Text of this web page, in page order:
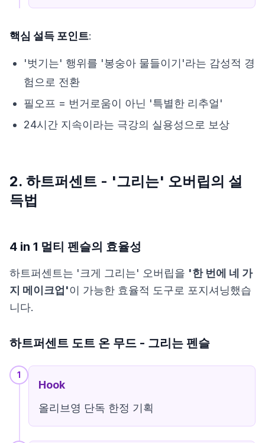
핵심 설득 포인트:
'벗기는' 행위를 '봉숭아 물들이기'라는 감성적 경
험으로 전환
필오프 = 번거로움이 아닌 '특별한 리추얼'
24시간 지속이라는 극강의 실용성으로 보상
2. 하트퍼센트 - '그리는' 오버립의 설
득법
4 in 1 멀티 펜슬의 효율성
하트퍼센트는 '크게 그리는' 오버립을 '한 번에 네 가
지 메이크업'이 가능한 효율적 도구로 포지셔닝했습
니다.
하트퍼센트 도트 온 무드 - 그리는 펜슬
1
Hook
올리브영 단독 한정 기획